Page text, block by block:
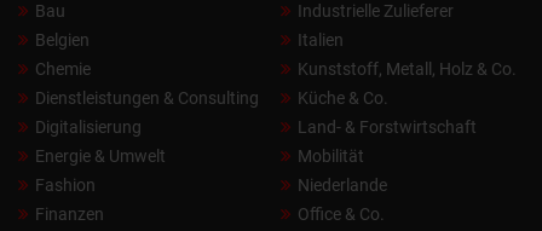
Bau
Belgien
Chemie
Dienstleistungen & Consulting
Digitalisierung
Energie & Umwelt
Fashion
Finanzen
Industrielle Zulieferer
Italien
Kunststoff, Metall, Holz & Co.
Küche & Co.
Land- & Forstwirtschaft
Mobilität
Niederlande
Office & Co.